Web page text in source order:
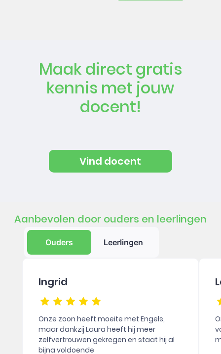
Maak direct gratis
kennis met jouw
docent!
Vind docent
Aanbevolen door ouders en leerlingen
Ouders Leerlingen
Ingrid
Onze zoon heeft moeite met Engels,
maar dankzij Laura heeft hij meer
zelfvertrouwen gekregen en staat hij al
bijna voldoende